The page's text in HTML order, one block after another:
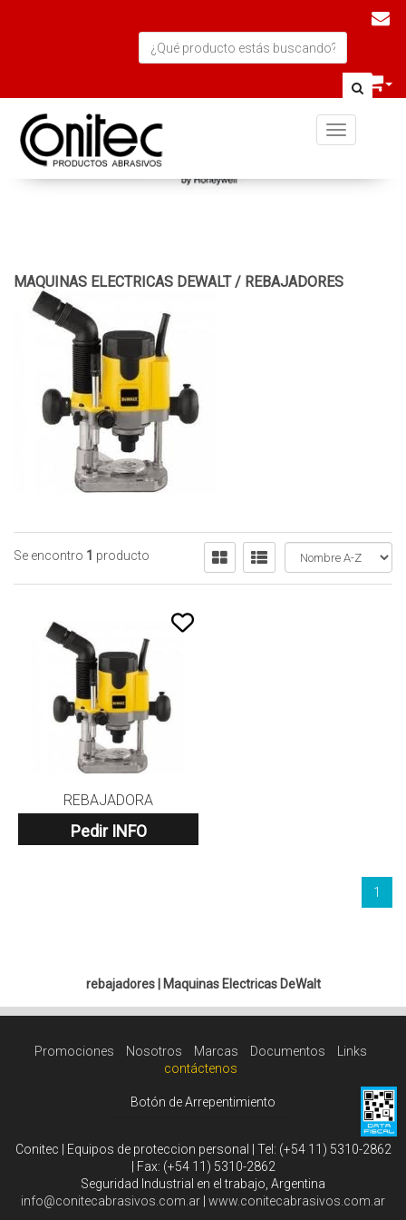
Toggle
MAQUINAS ELECTRICAS DEWALT/ REBAJADORES
Se encontro 1 producto
REBAJADORA
Pedir INFO
1
rebajadores| Maquinas Electricas DeWalt
Promociones Nosotros Marcas Documentos
Links
contáctenos
Botón de Arrepentimiento
Conitec | Equipos de proteccion personal | Tel: (+54 11) 5310-2862
| Fax: (+54 11) 5310-2862
Seguridad Industrial en el trabajo, Argentina
info@conitecabrasivos.com.ar www.conitecabrasivos.com.ar